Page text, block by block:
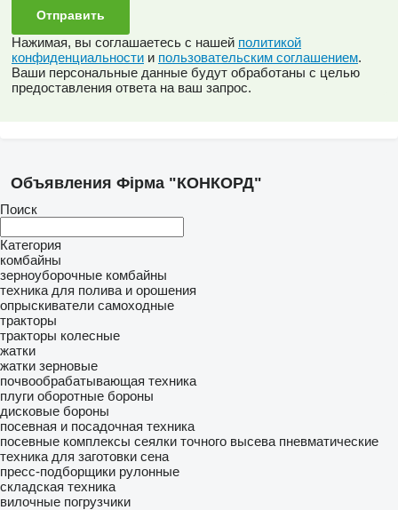
Нажимая, вы соглашаетесь с нашей политикой
конфиденциальности и пользовательским соглашением.
Ваши персональные данные будут обработаны с целью
предоставления ответа на ваш запрос.
Объявления Фірма "КОНКОРД"
Поиск
Категория
комбайны
зерноуборочные комбайны
техника для полива и орошения
опрыскиватели самоходные
тракторы
тракторы колесные
жатки
жатки зерновые
почвообрабатывающая техника
плуги оборотные бороны
дисковые бороны
посевная и посадочная техника
посевные комплексы сеялки точного высева пневматические
техника для заготовки сена
пресс-подборщики рулонные
складская техника
вилочные погрузчики